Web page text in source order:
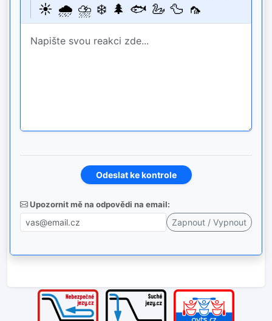
☀️ 🌧️ ⛈️ ❄️ 🌲 🐟 🦢 🦆 🦟
Upozornit mě na odpovědi na email: